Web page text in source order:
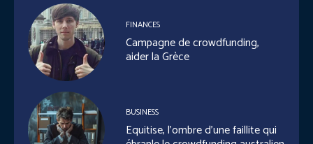
FINANCES
Campagne de crowdfunding,
aider la Grèce
BUSINESS
Equitise, l’ombre d’une faillite qui